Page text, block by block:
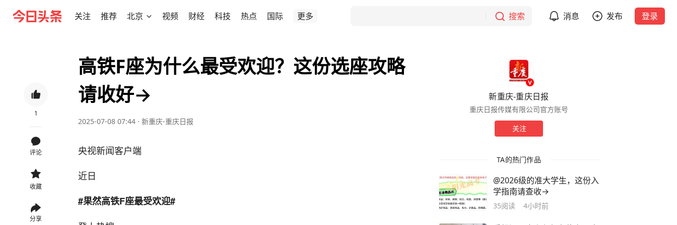
关注 推荐 北京 视频 财经 科技 热点 国际 更多 搜索 消息 发布 登录
1
评论
收藏
分享
高铁F座为什么最受欢迎？这份选座攻略
请收好→
2025-07-08 07:44 · 新重庆-重庆日报
央视新闻客户端
近日
#果然高铁F座最受欢迎#
新重庆-重庆日报
重庆日报传媒有限公司官方账号
关注
TA的热门作品
@2026级的准大学生，这份入
学指南请查收→
35阅读 4小时前